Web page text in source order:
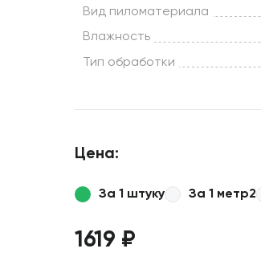
Вид пиломатериала
Влажность
Тип обработки
Цена:
За 1 штуку За 1 метр2
1619 ₽